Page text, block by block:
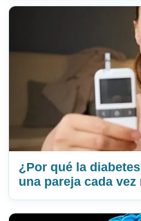
¿Por qué la
una pareja cada